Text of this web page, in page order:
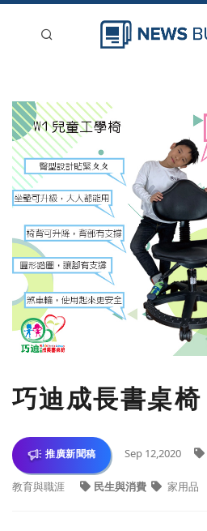
新聞稿分類
登入
刊登
巧迪成長書桌椅
推廣新聞稿 Sep 12,2020
教育與職涯 民生與消費 家用品